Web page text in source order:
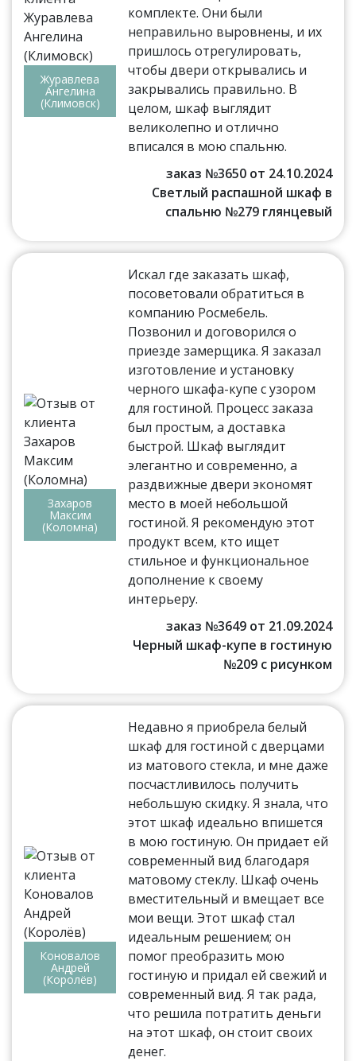
Журавлева
Ангелина
(Климовск)
комплекте. Они были
неправильно выровнены, и их
пришлось отрегулировать,
чтобы двери открывались и
закрывались правильно. В
целом, шкаф выглядит
великолепно и отлично
вписался в мою спальню.
заказ №3650 от 24.10.2024
Светлый распашной шкаф в
спальню №279 глянцевый
Захаров
Максим
(Коломна)
Искал где заказать шкаф,
посоветовали обратиться в
компанию Росмебель.
Позвонил и договорился о
приезде замерщика. Я заказал
изготовление и установку
черного шкафа-купе с узором
для гостиной. Процесс заказа
был простым, а доставка
быстрой. Шкаф выглядит
элегантно и современно, а
раздвижные двери экономят
место в моей небольшой
гостиной. Я рекомендую этот
продукт всем, кто ищет
стильное и функциональное
дополнение к своему
интерьеру.
заказ №3649 от 21.09.2024
Черный шкаф-купе в гостиную
№209 с рисунком
Коновалов
Андрей
(Королёв)
Недавно я приобрела белый
шкаф для гостиной с дверцами
из матового стекла, и мне даже
посчастливилось получить
небольшую скидку. Я знала, что
этот шкаф идеально впишется
в мою гостиную. Он придает ей
современный вид благодаря
матовому стеклу. Шкаф очень
вместительный и вмещает все
мои вещи. Этот шкаф стал
идеальным решением; он
помог преобразить мою
гостиную и придал ей свежий и
современный вид. Я так рада,
что решила потратить деньги
на этот шкаф, он стоит своих
денег.